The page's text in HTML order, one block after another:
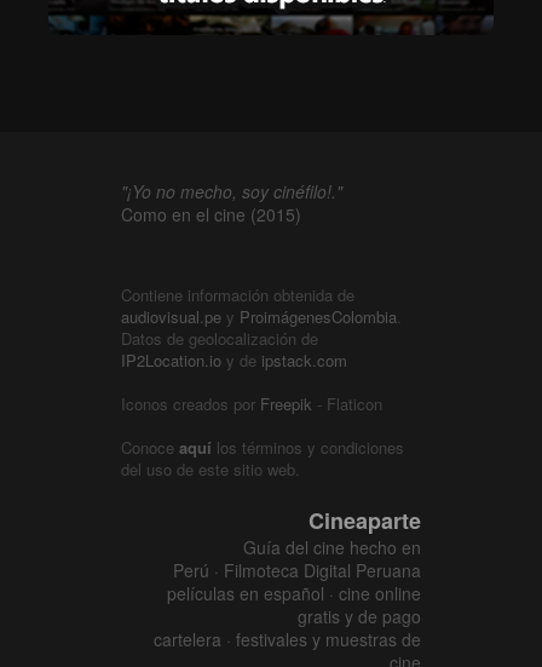
"¡Yo no mecho, soy cinéfilo!."
Como en el cine (2015)
Contiene información obtenida de
audiovisual.pe y ProimágenesColombia.
Datos de geolocalización de
IP2Location.io y de ipstack.com
Iconos creados por Freepik - Flaticon
Conoce aquí los términos y condiciones
del uso de este sitio web.
Cineaparte
Guía del cine hecho en
Perú · Filmoteca Digital Peruana
películas en español · cine online
gratis y de pago
cartelera · festivales y muestras de